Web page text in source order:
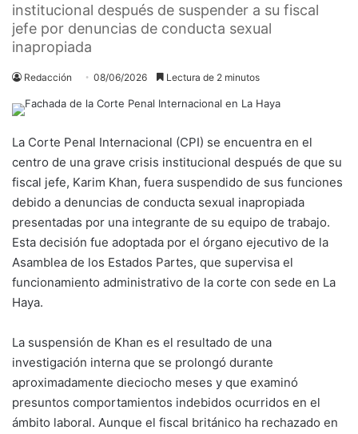
institucional después de suspender a su fiscal
jefe por denuncias de conducta sexual
inapropiada
Redacción 08/06/2026 Lectura de 2 minutos
La Corte Penal Internacional (CPI) se encuentra en el
centro de una grave crisis institucional después de que su
fiscal jefe, Karim Khan, fuera suspendido de sus funciones
debido a denuncias de conducta sexual inapropiada
presentadas por una integrante de su equipo de trabajo.
Esta decisión fue adoptada por el órgano ejecutivo de la
Asamblea de los Estados Partes, que supervisa el
funcionamiento administrativo de la corte con sede en La
Haya.
La suspensión de Khan es el resultado de una
investigación interna que se prolongó durante
aproximadamente dieciocho meses y que examinó
presuntos comportamientos indebidos ocurridos en el
ámbito laboral. Aunque el fiscal británico ha rechazado en